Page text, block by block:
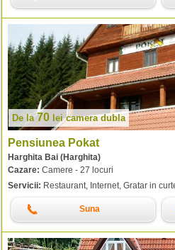
De la70 leicamera dubla
Pensiunea Pokat
Harghita Bai (Harghita)
Cazare: Camere - 27 locuri
Servicii: Restaurant, Internet, Gratar in
Suna